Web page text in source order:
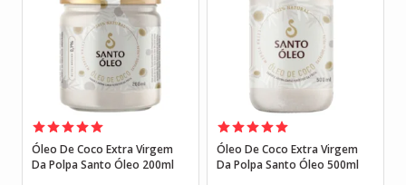
Óleo De Coco Extra Virgem
Da Polpa Santo Óleo 200ml
Óleo De Coco Extra Virgem
Da Polpa Santo Óleo 500ml